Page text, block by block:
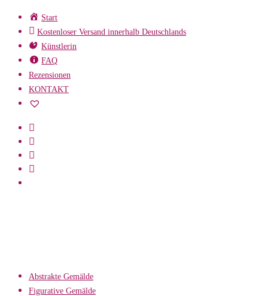
Zum
Inhalt
springen
Start
Kostenloser Versand innerhalb Deutschlands
Künstlerin
FAQ
Rezensionen
KONTAKT
Abstrakte Gemälde
Figurative Gemälde